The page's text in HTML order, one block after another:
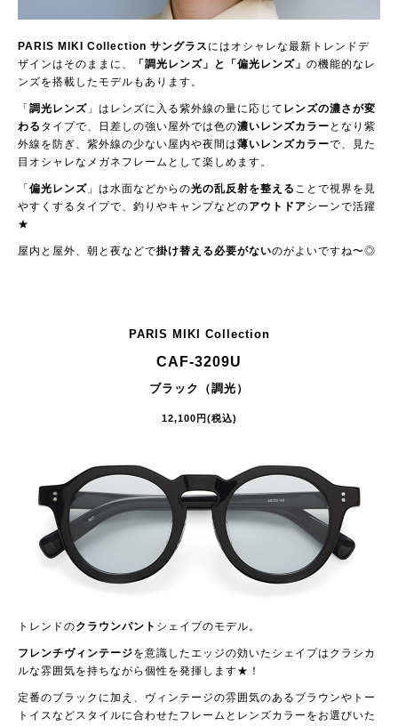
PARIS MIKI Collection サングラス にはオシャレな最新トレンドデ
ザインはそのままに、
「調光レンズ」と「偏光レンズ」 の機能的なレ
ンズを搭載したモデルもあります。
「 調光レンズ 」はレンズに入る紫外線の量に応じて レンズの濃さが変
わる タイプで、日差しの強い屋外では色の濃いレンズカラー となり紫
外線を防ぎ、紫外線の少ない屋内や夜間は薄いレンズカラーで、見た
目オシャレなメガネフレームとして楽しめます。
「 偏光レンズ 」は水面などからの光の乱反射を整える ことで視界を見
やすくするタイプで、釣りやキャンプなどのアウトドアシーンで活躍
★
屋内と屋外、朝と夜などで掛け替える必要がないのがよいですね〜◎
PARIS MIKI Collection
CAF-3209U
ブラック（調光）
12,100円(税込)
トレンドのクラウンパント シェイプのモデル。
フレンチヴィンテージを意識したエッジの効いたシェイプはクラシカ
ルな雰囲気を持ちながら個性を発揮します★！
定番のブラックに加え、ヴィンテージの雰囲気のあるブラウンやトー
トイスなどスタイルに合わせたフレームとレンズカラーをお選びいた